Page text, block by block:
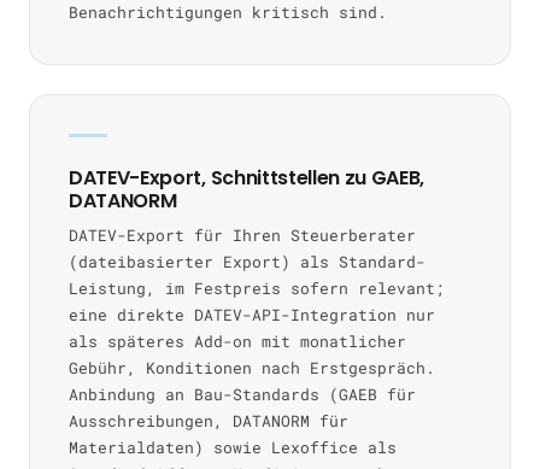
Benachrichtigungen kritisch sind.
DATEV-Export, Schnittstellen zu GAEB,
DATANORM
DATEV-Export für Ihren Steuerberater
(dateibasierter Export) als Standard-
Leistung, im Festpreis sofern relevant;
eine direkte DATEV-API-Integration nur
als späteres Add-on mit monatlicher
Gebühr, Konditionen nach Erstgespräch.
Anbindung an Bau-Standards (GAEB für
Ausschreibungen, DATANORM für
Materialdaten) sowie Lexoffice als